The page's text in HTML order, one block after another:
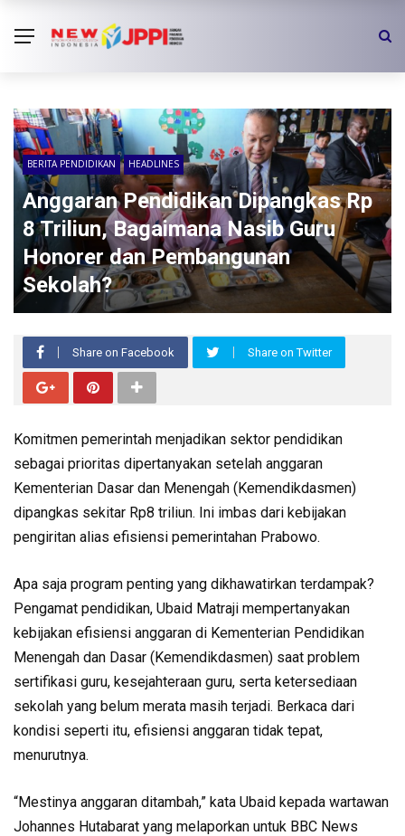
BERITA PENDIDIKAN HEADLINES
Anggaran Pendidikan Dipangkas Rp
8 Triliun, Bagaimana Nasib Guru
Honorer dan Pembangunan
Sekolah?
Share on Facebook Share on Twitter
Komitmen pemerintah menjadikan sektor pendidikan
sebagai prioritas dipertanyakan setelah anggaran
Kementerian Dasar dan Menengah (Kemendikdasmen)
dipangkas sekitar Rp8 triliun. Ini imbas dari kebijakan
pengiritan alias efisiensi pemerintahan Prabowo.
Apa saja program penting yang dikhawatirkan terdampak?
Pengamat pendidikan, Ubaid Matraji mempertanyakan
kebijakan efisiensi anggaran di Kementerian Pendidikan
Menengah dan Dasar (Kemendikdasmen) saat problem
sertifikasi guru, kesejahteraan guru, serta ketersediaan
sekolah yang belum merata masih terjadi. Berkaca dari
kondisi seperti itu, efisiensi anggaran tidak tepat,
menurutnya.
“Mestinya anggaran ditambah,” kata Ubaid kepada wartawan
Johannes Hutabarat yang melaporkan untuk BBC News